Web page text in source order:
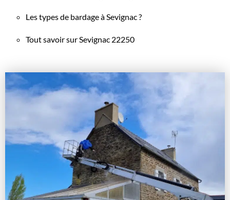
Les types de bardage à Sevignac ?
Tout savoir sur Sevignac 22250